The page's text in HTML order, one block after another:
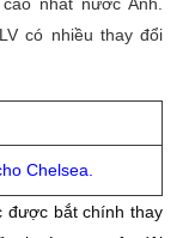
có nhiều thay đổi
Chelsea.
được bắt chính thay